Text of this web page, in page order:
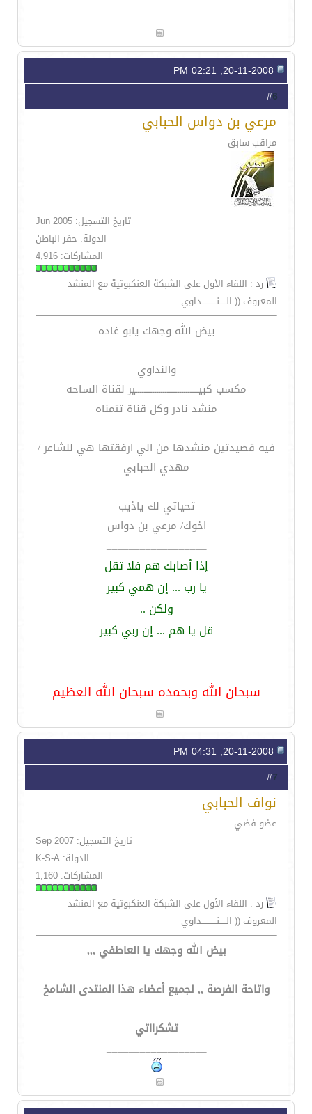
6
مرعي بن دواس الحبابي
مراقب سابق
تاريخ التسجيل: Jun 2005
الدولة: حفر الباطن
المشاركات: 4,916
رد : اللقاء الأول على الشبكة العنكبوتية مع المنشد
المعروف (( الـــــنـــــــــــداوي
بيض الله وجهك يابو غاده
والنداوي
مكسب كبيــــــــــــــــــــــــــــــير لقناة الساحه
منشد نادر وكل قناة تتمناه
فيه قصيدتين منشدها من الي ارفقتها هي للشاعر /
مهدي الحبابي
تحياتي لك ياذيب
اخوك/ مرعي بن دواس
__________________
إذا أصابك هم فلا تقل
يا رب ... إن همي كبير
ولكن ..
قل يا هم ... إن ربي كبير
سبحان الله وبحمده سبحان الله العظيم
7
نواف الحبابي
عضو فضي
تاريخ التسجيل: Sep 2007
الدولة: K-S-A
المشاركات: 1,160
رد : اللقاء الأول على الشبكة العنكبوتية مع المنشد
المعروف (( الـــــنـــــــــــداوي
بيض الله وجهك يا العاطفي ,,,
واتاحة الفرصة ,, لجميع أعضاء هذا المنتدى الشامخ
تشكرااتي
__________________